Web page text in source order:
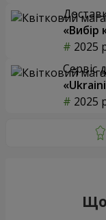
«Вибір
2025
Сервіс
2025